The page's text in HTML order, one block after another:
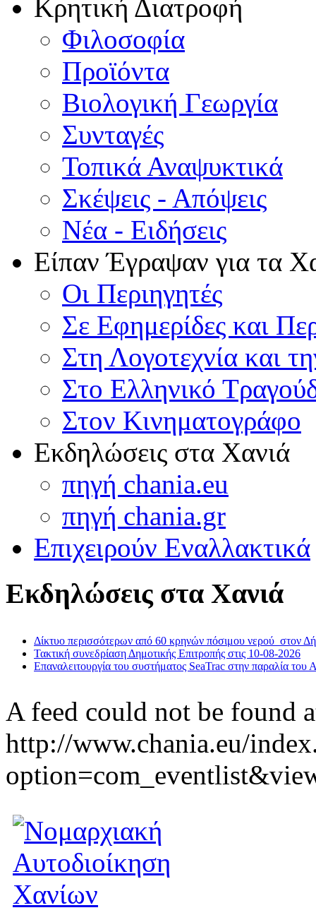
Κρητική Διατροφή
Φιλοσοφία
Προϊόντα
Βιολογική Γεωργία
Συνταγές
Τοπικά Αναψυκτικά
Σκέψεις - Απόψεις
Νέα - Ειδήσεις
Είπαν Έγραψαν για τα
Οι Περιηγητές
Σε Εφημερίδες και
Στη Λογοτεχνία και
Στο Ελληνικό
Στον Κινηματογράφο
Εκδηλώσεις στα Χανιά
πηγή chania.eu
πηγή chania.gr
Επιχειρούν Εναλλακτικά
Εκδηλώσεις στα Χανιά
Δίκτυο περισσότερων από 60 κρηνών πόσιμου νερού στον
Τακτική συνεδρίαση Δημοτικής Επιτροπής στις 10-08-2026
Επαναλειτουργία του συστήματος SeaTrac στην παραλία του
A feed could not be found
http://www.chania.eu/